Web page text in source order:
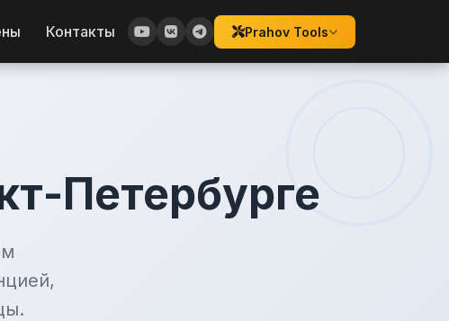
Контакты Prahov Tools
Петербурге